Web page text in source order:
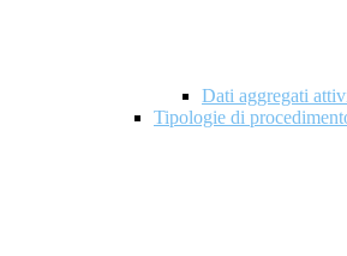
Dati aggregati
Tipologie di